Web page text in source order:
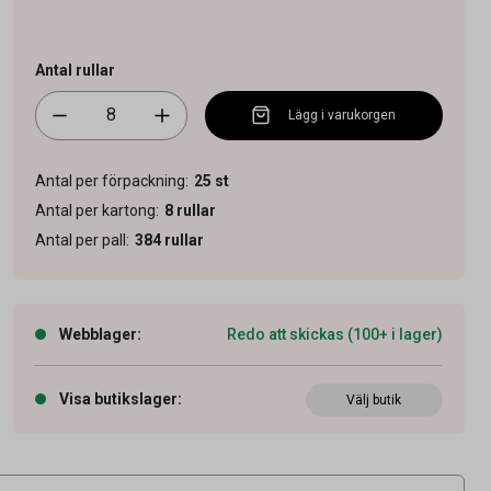
Antal rullar
Lägg i varukorgen
Antal per förpackning: 25 st
Antal per kartong: 8 rullar
Antal per pall : 384 rullar
Webblager: Redo att skickas (100+ i lager)
Visa butikslager: Välj butik